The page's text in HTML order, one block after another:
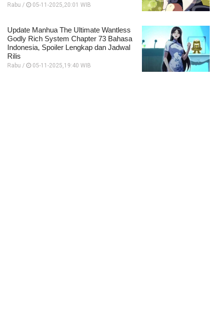
Rabu / 05-11-2025,20:01 WIB
Update Manhua The Ultimate Wantless
Godly Rich System Chapter 73 Bahasa
Indonesia, Spoiler Lengkap dan Jadwal
Rilis
Rabu / 05-11-2025,19:40 WIB